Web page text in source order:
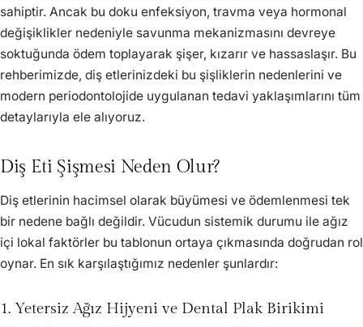
sahiptir. Ancak bu doku enfeksiyon, travma veya hormonal
değişiklikler nedeniyle savunma mekanizmasını devreye
soktuğunda ödem toplayarak şişer, kızarır ve hassaslaşır. Bu
rehberimizde, diş etlerinizdeki bu şişliklerin nedenlerini ve
modern periodontolojide uygulanan tedavi yaklaşımlarını tüm
detaylarıyla ele alıyoruz.
Diş Eti Şişmesi Neden Olur?
Diş etlerinin hacimsel olarak büyümesi ve ödemlenmesi tek
bir nedene bağlı değildir. Vücudun sistemik durumu ile ağız
içi lokal faktörler bu tablonun ortaya çıkmasında doğrudan rol
oynar. En sık karşılaştığımız nedenler şunlardır:
1. Yetersiz Ağız Hijyeni ve Dental Plak Birikimi